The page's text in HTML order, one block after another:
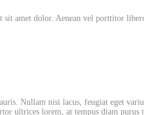
amet dolor. Aenean vel porttitor
Nullam nisi lacus, feugiat eget
ultrices lorem, at tempus diam purus